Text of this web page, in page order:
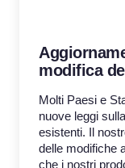
modifica
Molti Paesi e
nuove leggi
esistenti. Il
delle modifiche
che i nostri